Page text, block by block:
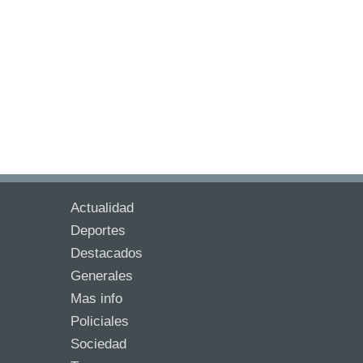
Actualidad
Deportes
Destacados
Generales
Mas info
Policiales
Sociedad